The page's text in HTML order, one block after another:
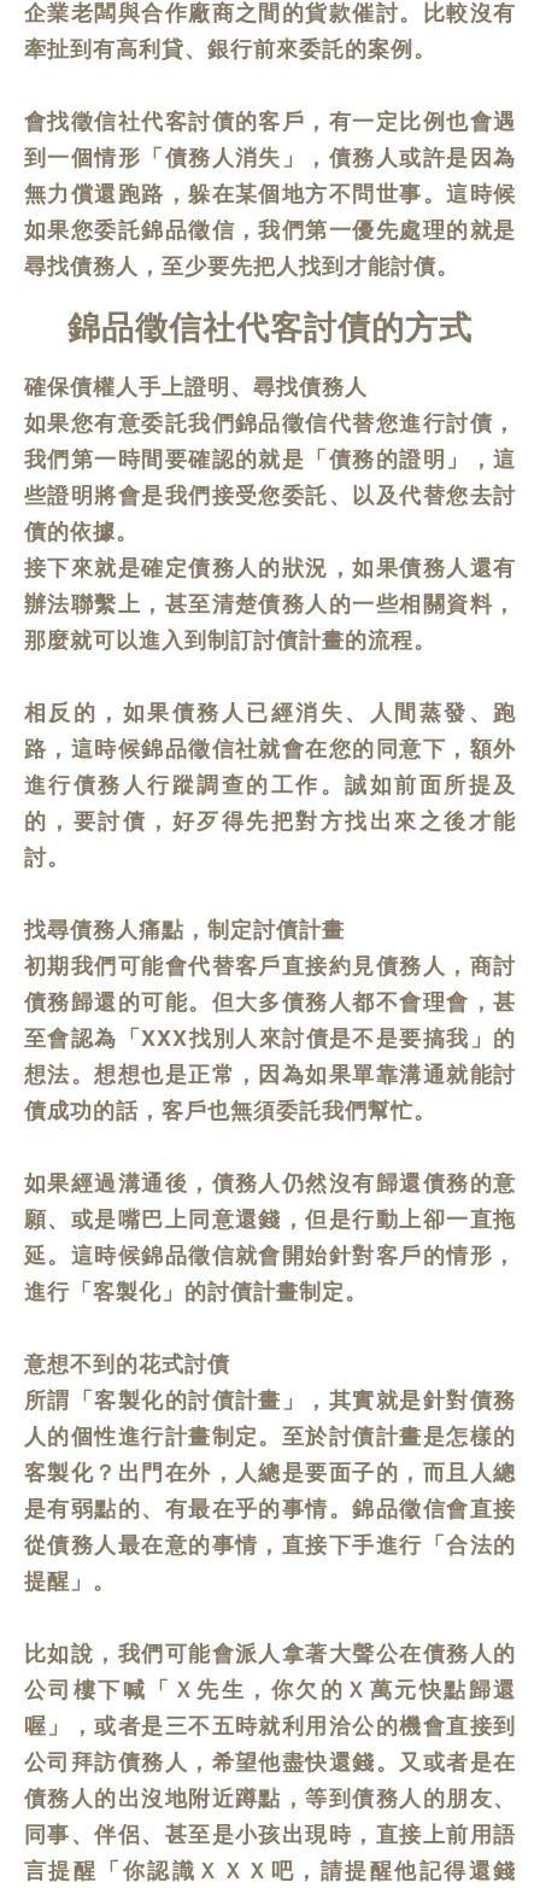
企業老闆與合作廠商之間的貨款催討。比較沒有
牽扯到有高利貸、銀行前來委託的案例。
會找徵信社代客討債的客戶，有一定比例也會遇
到一個情形「債務人消失」，債務人或許是因為
無力償還跑路，躲在某個地方不問世事。這時候
如果您委託錦品徵信，我們第一優先處理的就是
尋找債務人，至少要先把人找到才能討債。
錦品徵信社代客討債的方式
確保債權人手上證明、尋找債務人
如果您有意委託我們錦品徵信代替您進行討債，
我們第一時間要確認的就是「債務的證明」，這
些證明將會是我們接受您委託、以及代替您去討
債的依據。
接下來就是確定債務人的狀況，如果債務人還有
辦法聯繫上，甚至清楚債務人的一些相關資料，
那麼就可以進入到制訂討債計畫的流程。
相反的，如果債務人已經消失、人間蒸發、跑
路，這時候錦品徵信社就會在您的同意下，額外
進行債務人行蹤調查的工作。誠如前面所提及
的，要討債，好歹得先把對方找出來之後才能
討。
找尋債務人痛點，制定討債計畫
初期我們可能會代替客戶直接約見債務人，商討
債務歸還的可能。但大多債務人都不會理會，甚
至會認為「XXX找別人來討債是不是要搞我」的
想法。想想也是正常，因為如果單靠溝通就能討
債成功的話，客戶也無須委託我們幫忙。
如果經過溝通後，債務人仍然沒有歸還債務的意
願、或是嘴巴上同意還錢，但是行動上卻一直拖
延。這時候錦品徵信就會開始針對客戶的情形，
進行「客製化」的討債計畫制定。
意想不到的花式討債
所謂「客製化的討債計畫」，其實就是針對債務
人的個性進行計畫制定。至於討債計畫是怎樣的
客製化？出門在外，人總是要面子的，而且人總
是有弱點的、有最在乎的事情。錦品徵信會直接
從債務人最在意的事情，直接下手進行「合法的
提醒」。
比如說，我們可能會派人拿著大聲公在債務人的
公司樓下喊「Ｘ先生，你欠的Ｘ萬元快點歸還
喔」，或者是三不五時就利用洽公的機會直接到
公司拜訪債務人，希望他盡快還錢。又或者是在
債務人的出沒地附近蹲點，等到債務人的朋友、
同事、伴侶、甚至是小孩出現時，直接上前用語
言提醒「你認識ＸＸＸ吧，請提醒他記得還錢